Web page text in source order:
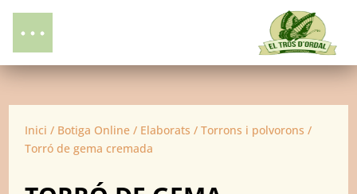
Inici / Botiga Online / Elaborats /Torrons i polvorons /
Torró de gema cremada